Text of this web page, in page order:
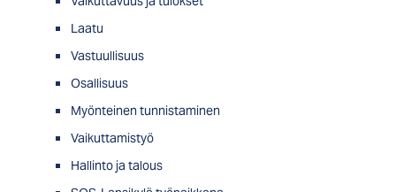
Laatu
Vastuullisuus
Osallisuus
Myön­tei­nen tun­nis­ta­minen
Vaikuttamistyö
Hallinto ja talous